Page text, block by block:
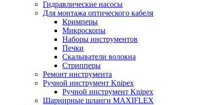
Гидравлические насосы
Для монтажа оптического кабеля
Кримперы
Микроскопы
Наборы инструментов
Печки
Скалыватели волокна
Стрипперы
Ремонт инструмента
Ручной инструмент Knipex
Ручной инструмент Knipex
Шарнирные шланги MAXIFLEX